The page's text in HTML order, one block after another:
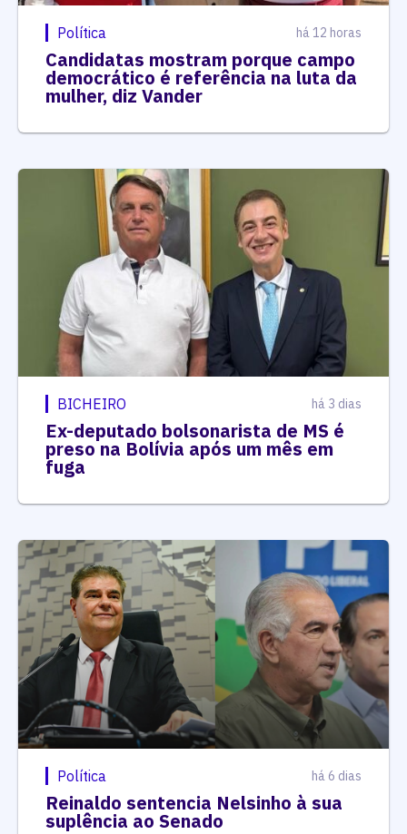
Política há 12 horas
Candidatas mostram porque campo
democrático é referência na luta da
mulher, diz Vander
BICHEIRO há 3 dias
Ex-deputado bolsonarista de MS é
preso na Bolívia após um mês em
fuga
Política há 6 dias
Reinaldo sentencia Nelsinho à sua
suplência ao Senado